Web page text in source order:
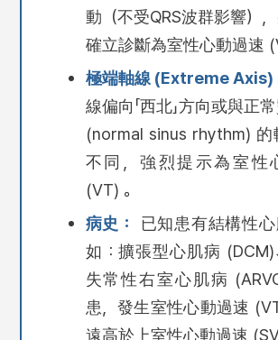
動（不受QRS波群影響）
確立診斷為室性心動過速
極端軸線 (Extreme Axis)
線偏向「西北」方向或與正
(normal sinus rhythm)
不同，強烈提示為室性
(VT) 。
病史：
已知患有結構性
如：擴張型心肌病
失常性右室心肌病
患，發生室性心動過速
遠高於上室性心動過速